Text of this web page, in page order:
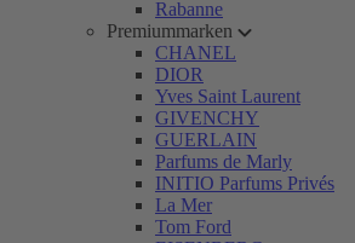
Rabanne
Premiummarken
CHANEL
DIOR
Yves Saint Laurent
GIVENCHY
GUERLAIN
Parfums de Marly
INITIO Parfums Privés
La Mer
Tom Ford